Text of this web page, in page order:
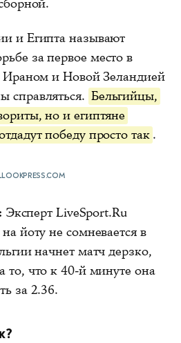
и Египта называют
за первое место в
Ираном и Новой Зеландией
справляться. Бельгийцы,
но и египтяне
победу просто так .
Эксперт LiveSport.Ru
йоту не сомневается в
начнет матч дерзко,
то, что к 40-й минуте она
за 2.36.